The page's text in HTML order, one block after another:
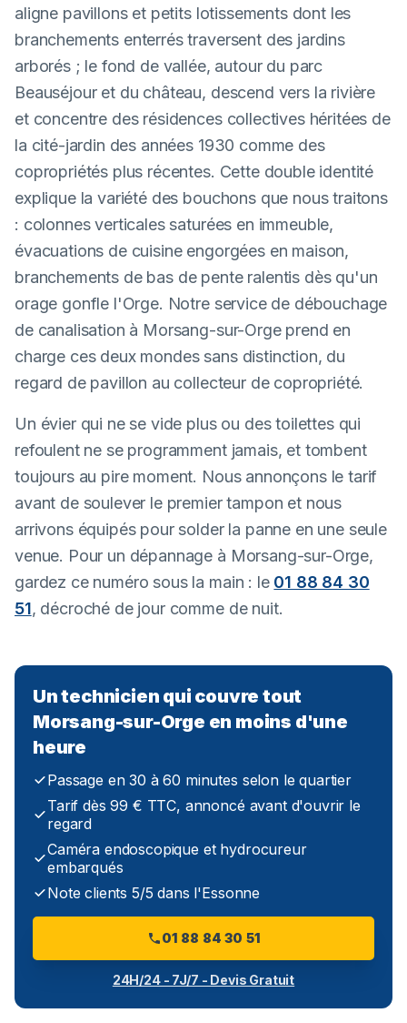
aligne pavillons et petits lotissements dont les
branchements enterrés traversent des jardins
arborés ; le fond de vallée, autour du parc
Beauséjour et du château, descend vers la rivière
et concentre des résidences collectives héritées de
la cité-jardin des années 1930 comme des
copropriétés plus récentes. Cette double identité
explique la variété des bouchons que nous traitons
: colonnes verticales saturées en immeuble,
évacuations de cuisine engorgées en maison,
branchements de bas de pente ralentis dès qu'un
orage gonfle l'Orge. Notre service de débouchage
de canalisation à Morsang-sur-Orge prend en
charge ces deux mondes sans distinction, du
regard de pavillon au collecteur de copropriété.
Un évier qui ne se vide plus ou des toilettes qui
refoulent ne se programment jamais, et tombent
toujours au pire moment. Nous annonçons le tarif
avant de soulever le premier tampon et nous
arrivons équipés pour solder la panne en une seule
venue. Pour un dépannage à Morsang-sur-Orge,
gardez ce numéro sous la main : le 01 88 84 30
51, décroché de jour comme de nuit.
Un technicien qui couvre tout
Morsang-sur-Orge en moins d'une
heure
Passage en 30 à 60 minutes selon le quartier
Tarif dès 99 € TTC, annoncé avant d'ouvrir le
regard
Caméra endoscopique et hydrocureur
embarqués
Note clients 5/5 dans l'Essonne
01 88 84 30 51
24H/24 - 7J/7 - Devis Gratuit